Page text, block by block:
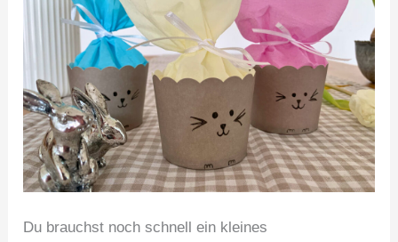
Du brauchst noch schnell ein kleines